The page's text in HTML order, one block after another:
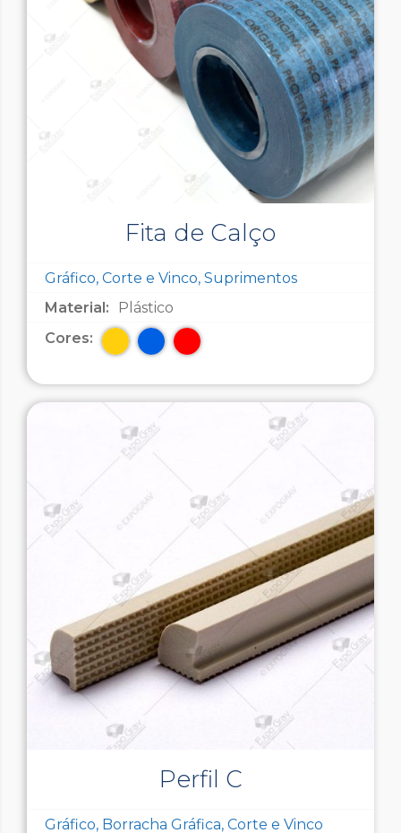
Fita de Calço
Gráfico, Corte e Vinco, Suprimentos
Material:
Plástico
Cores:
Perfil C
Gráfico, Borracha Gráfica, Corte e Vinco